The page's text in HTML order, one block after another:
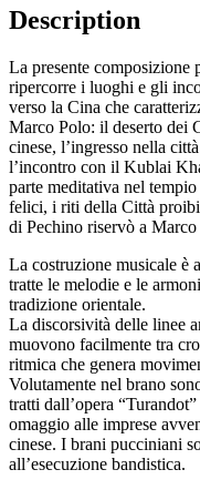
Description
La presente composizione
ripercorre i luoghi e gli
verso la Cina che
Marco Polo: il deserto dei
cinese, l’ingresso nella
l’incontro con il Kublai
parte meditativa nel
felici, i riti della Città
di Pechino riservò a Marco
La costruzione musicale è
tratte le melodie e le
tradizione orientale.
La discorsività delle linee
muovono facilmente tra
ritmica che genera
Volutamente nel brano
tratti dall’opera
omaggio alle imprese
cinese. I brani pucciniani
all’esecuzione bandistica.